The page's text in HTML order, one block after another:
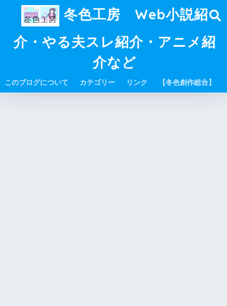
冬色工房 Web小説紹
介・やる夫スレ紹介・アニメ紹
介など
このブログについて カテゴリー リンク 【冬色創作総合】